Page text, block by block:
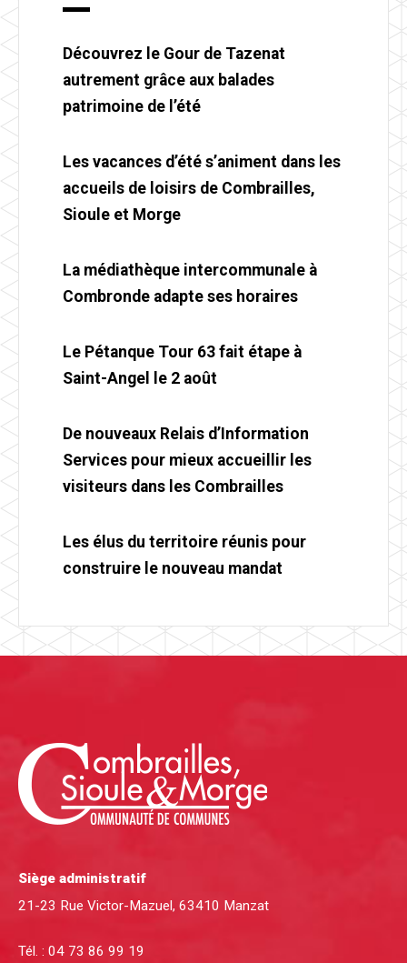
Découvrez le Gour de Tazenat
autrement grâce aux balades
patrimoine de l’été
Les vacances d’été s’animent dans les
accueils de loisirs de Combrailles,
Sioule et Morge
La médiathèque intercommunale à
Combronde adapte ses horaires
Le Pétanque Tour 63 fait étape à
Saint-Angel le 2 août
De nouveaux Relais d’Information
Services pour mieux accueillir les
visiteurs dans les Combrailles
Les élus du territoire réunis pour
construire le nouveau mandat
Siège administratif
21-23 Rue Victor-Mazuel, 63410 Manzat
Tél. : 04 73 86 99 19